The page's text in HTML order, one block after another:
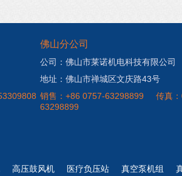
佛山分公司
公司：佛山市莱诺机电科技有限公司
地址：佛山市禅城区文庆路43号
销售：+86 0757-63298899
传真
63298899
高压鼓风机 医疗负压站 真空泵机组